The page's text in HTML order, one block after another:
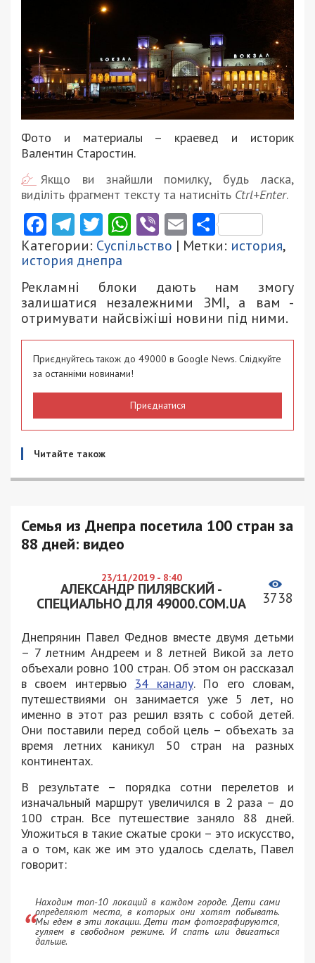
Фото и материалы – краевед и историк
Валентин Старостин.
Якщо ви знайшли помилку, будь ласка,
виділіть фрагмент тексту та натисніть Ctrl+Enter.
Facebook
Telegram
Twitter
WhatsApp
ViberEmail
Категории: Суспільство | Метки: история,
история днепра
Рекламні блоки дають нам змогу
залишатися незалежними ЗМІ, а вам -
отримувати найсвіжіші новини під ними.
Приєднуйтесь також до 49000 в Google News. Слідкуйте
за останніми новинами!
Приєднатися
Читайте також
Семья из Днепра посетила 100 стран за
88 дней: видео
23/11/2019 - 8:40
АЛЕКСАНДР ПИЛЯВСКИЙ -
СПЕЦИАЛЬНО ДЛЯ 49000.COM.UA
3738
Днепрянин Павел Феднов вместе двумя детьми
– 7 летним Андреем и 8 летней Викой за лето
объехали ровно 100 стран. Об этом он рассказал
в своем интервью 34 каналу. По его словам,
путешествиями он занимается уже 5 лет, но
именно в этот раз решил взять с собой детей.
Они поставили перед собой цель – объехать за
время летних каникул 50 стран на разных
континентах.
В результате – порядка сотни перелетов и
изначальный маршрут увеличился в 2 раза – до
100 стран. Все путешествие заняло 88 дней.
Уложиться в такие сжатые сроки – это искусство,
а о том, как же им это удалось сделать, Павел
говорит:
Находим топ-10 локаций в каждом городе. Дети сами
определяют места, в которых они хотят побывать.
Мы едем в эти локации. Дети там фотографируются,
гуляем в свободном режиме. И спать или двигаться
дальше.